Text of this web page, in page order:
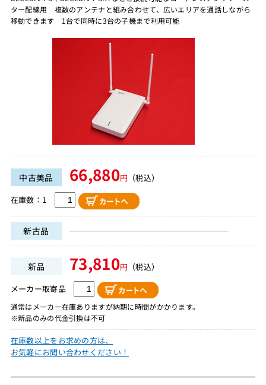
ター配線用 複数のアンテナと組み合わせて、広いエリアを通話しながら
移動できます 1台で同時に3台の子機まで利用可能
中古美品 66,880円 （税込）
在庫数：1
新古品
新品 73,810円 （税込）
メーカー取寄品
通常はメーカー在庫ありますが納期に時間がかかります。
※新品のみの代金引換は不可
在庫数以上をお求めの方は、
お気軽にお問い合わせください！